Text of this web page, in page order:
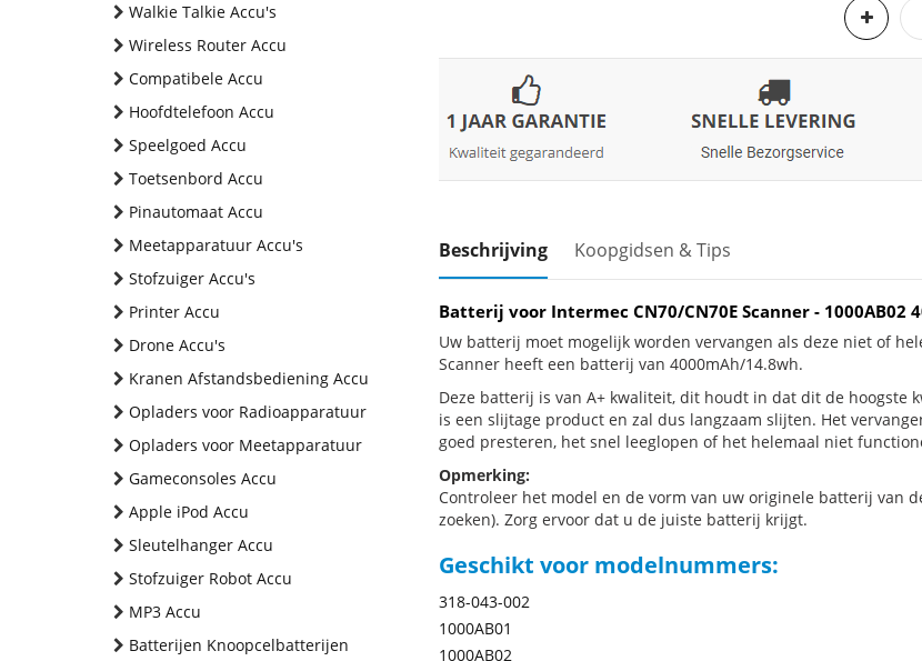
Walkie Talkie Accu's
Wireless Router Accu
Compatibele Accu
Hoofdtelefoon Accu
Speelgoed Accu
Toetsenbord Accu
Pinautomaat Accu
Meetapparatuur Accu's
Stofzuiger Accu's
Printer Accu
Drone Accu's
Kranen Afstandsbediening Accu
Opladers voor Radioapparatuur
Opladers voor Meetapparatuur
Gameconsoles Accu
Apple iPod Accu
Sleutelhanger Accu
Stofzuiger Robot Accu
MP3 Accu
Batterijen Knoopcelbatterijen
Beschrijving Koopgidsen & Tips
Batterij voor Intermec CN70/CN70E Scanner - 1000AB02
Uw batterij moet mogelijk worden vervangen als deze niet of
Scanner heeft een batterij van 4000mAh/14.8wh.
Deze batterij is van A+ kwaliteit, dit houdt in dat dit de hoogste
is een slijtage product en zal dus langzaam slijten. Het
goed presteren, het snel leeglopen of het helemaal niet
Opmerking:
Controleer het model en de vorm van uw originele batterij van
zoeken). Zorg ervoor dat u de juiste batterij krijgt.
Geschikt voor modelnummers:
318-043-002
1000AB01
1000AB02